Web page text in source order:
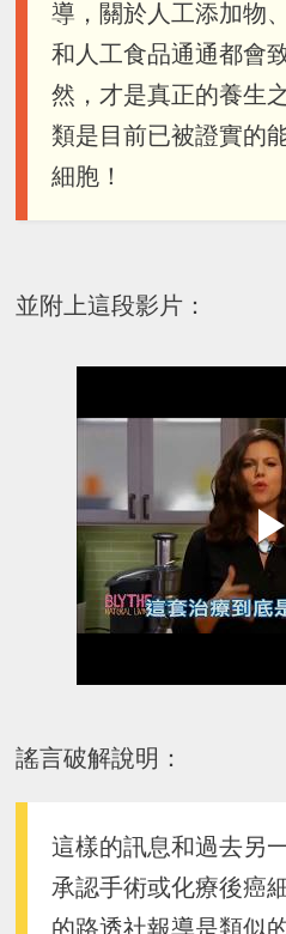
導，關於人工添加物
和人工食品通通都會
然，才是真正的養生
類是目前已被證實的
細胞！
並附上這段影片：
謠言破解說明：
這樣的訊息和過去另
承認手術或化療後癌
的路透社報導是類似